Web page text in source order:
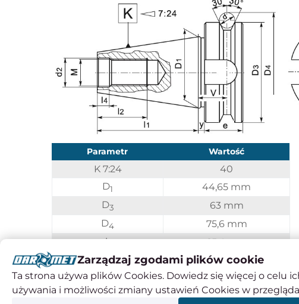
Parametr Wartość
K 7:24
40
D1
44,65 mm
D3
63 mm
D4
75,6 mm
l
65,4 mm
l2
30 mm
l4
9 mm
63,55 mm
Zarządzaj zgodami plików cookie
Ta strona używa plików Cookies. Dowiedz się więcej o celu
używania i możliwości zmiany ustawień Cookies w